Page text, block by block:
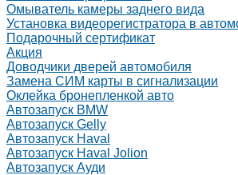
Омыватель камеры заднего вида
Установка видеорегистратора в
Подарочный сертификат
Акция
Доводчики дверей автомобиля
Замена СИМ карты в сигнализации
Оклейка бронепленкой авто
Автозапуск BMW
Автозапуск Gelly
Автозапуск Haval
Автозапуск Haval Jolion
Автозапуск Ауди